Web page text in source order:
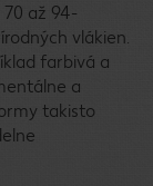
až 94-
vlákien.
farbivá a
a
takisto